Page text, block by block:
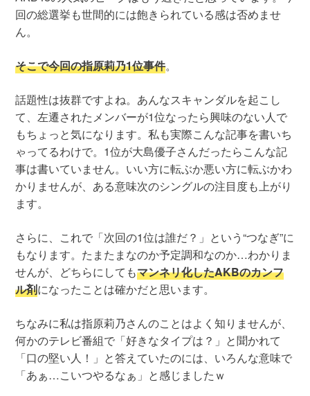
回の総選挙も世間的には飽きられている感は否めませ
ん。
そこで今回の指原莉乃1位事件。
話題性は抜群ですよね。あんなスキャンダルを起こし
て、左遷されたメンバーが1位なったら興味のない人で
もちょっと気になります。私も実際こんな記事を書いち
ゃってるわけで。1位が大島優子さんだったらこんな記
事は書いていません。いい方に転ぶか悪い方に転ぶかわ
かりませんが、ある意味次のシングルの注目度も上がり
ます。
さらに、これで「次回の1位は誰だ？」という“つなぎ”に
もなります。たまたまなのか予定調和なのか…わかりま
せんが、どちらにしてもマンネリ化したAKBのカンフ
ル剤になったことは確かだと思います。
ちなみに私は指原莉乃さんのことはよく知りませんが、
何かのテレビ番組で「好きなタイプは？」と聞かれて
「口の堅い人！」と答えていたのには、いろんな意味で
「あぁ…こいつやるなぁ」と感じましたｗ